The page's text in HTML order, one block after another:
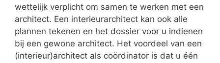
wettelijk verplicht om samen te werken met een
architect. Een interieurarchitect kan ook alle
plannen tekenen en het dossier voor u indienen
bij een gewone architect. Het voordeel van een
(interieur)architect als coördinator is dat u één